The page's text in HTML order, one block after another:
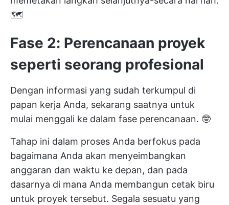
🗺
Fase 2: Perencanaan proyek
seperti seorang profesional
Dengan informasi yang sudah terkumpul di
papan kerja Anda, sekarang saatnya untuk
mulai menggali ke dalam fase perencanaan. 🤓
Tahap ini dalam proses Anda berfokus pada
bagaimana Anda akan menyeimbangkan
anggaran dan waktu ke depan, dan pada
dasarnya di mana Anda membangun cetak biru
untuk proyek tersebut. Segala sesuatu yang